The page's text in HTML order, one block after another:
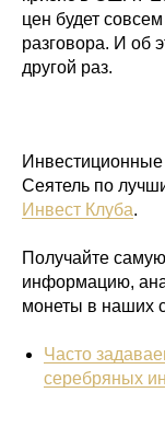
цен будет
разговора. И об
другой раз.
Сеятель по
Инвест Клуба.
Получайте
информацию,
монеты в наших
Часто
серебряных